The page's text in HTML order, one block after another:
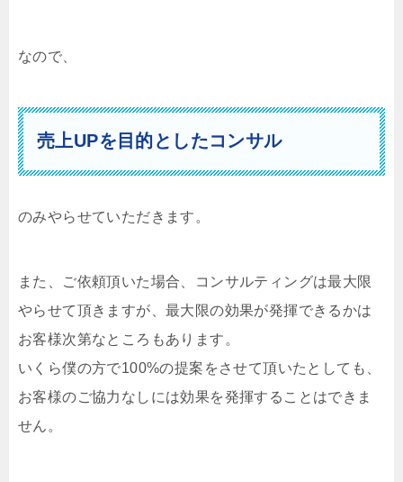
なので、
売上UPを目的としたコンサル
のみやらせていただきます。
また、ご依頼頂いた場合、コンサルティングは最大限
やらせて頂きますが、最大限の効果が発揮できるかは
お客様次第なところもあります。
いくら僕の方で100%の提案をさせて頂いたとしても、
お客様のご協力なしには効果を発揮することはできま
せん。